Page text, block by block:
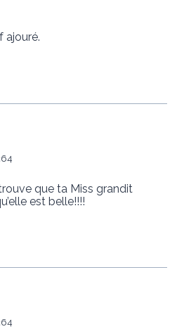
ajouré.
que ta Miss grandit
est belle!!!!